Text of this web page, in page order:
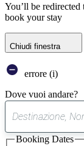
You’ll be
book your stay
Chiudi finestra
errore (i)
Dove vuoi andare?
Booking Dates